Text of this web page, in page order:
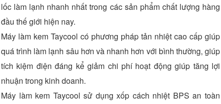
lốc làm lạnh nhanh nhất trong các sản phẩm chất lượng hàng
đầu thế giới hiện nay.
Máy làm kem Taycool có phương pháp tản nhiệt cao cấp giúp
quá trình làm lạnh sâu hơn và nhanh hơn với bình thường, giúp
tích kiệm điện đáng kể giảm chi phí hoạt động giúp tăng lợi
nhuận trong kinh doanh.
Máy làm kem Taycool sử dụng xốp cách nhiệt BPS an toàn